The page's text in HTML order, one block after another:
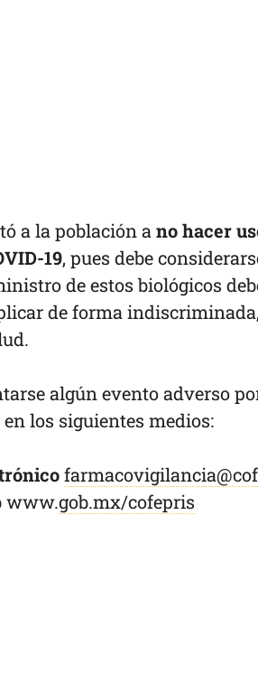
a la población a no hacer
19, pues debe
de estos biológicos
de forma
algún evento adverso
los siguientes medios:
www.gob.mx/cofepris